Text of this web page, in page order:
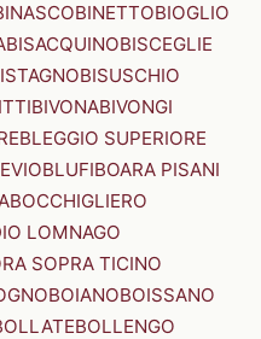
BINETTOBIOGLIO
BISACQUINOBISCEGLIE
BISUSCHIO
BIVONABIVONGI
BLEGGIO SUPERIORE
BLUFIBOARA PISANI
BOCCHIGLIERO
LOMNAGO
SOPRA TICINO
BOIANOBOISSANO
BOLLENGO